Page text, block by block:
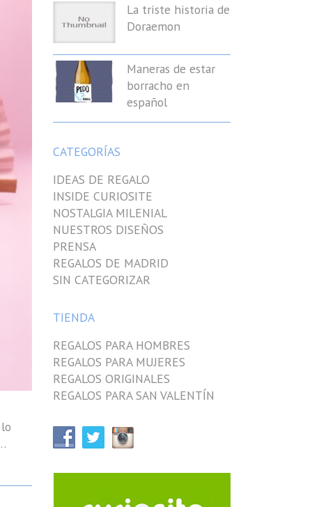
La triste historia de
Doraemon
Maneras de estar
borracho en
español
CATEGORÍAS
IDEAS DE REGALO
INSIDE CURIOSITE
NOSTALGIA MILENIAL
NUESTROS DISEÑOS
PRENSA
REGALOS DE MADRID
SIN CATEGORIZAR
TIENDA
REGALOS PARA HOMBRES
REGALOS PARA MUJERES
REGALOS ORIGINALES
REGALOS PARA SAN VALENTÍN